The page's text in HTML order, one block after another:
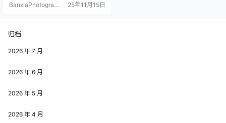
她的空姐写真62P完整版上线即登顶
下，是不是觉得很好看啊，如果觉
得好看，那么你就多去看几眼睛
oki她也算是时…
BanxiaPhotograp
25年11月15日
归档
2026 年 7 月
2026 年 6 月
2026 年 5 月
2026 年 4 月